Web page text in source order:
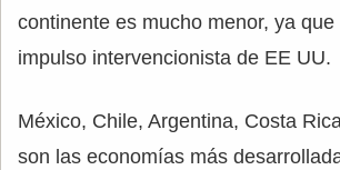
continente es mucho menor, ya que
impulso intervencionista de EE UU.
México, Chile, Argentina, Costa
son las economías más